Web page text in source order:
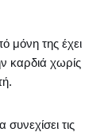
μόνη της έχει
καρδιά χωρίς
τις